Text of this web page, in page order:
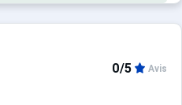
0/5 Avis